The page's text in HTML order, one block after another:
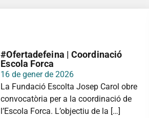
#Ofertadefeina | Coordinació
Escola Forca
16 de gener de 2026
La Fundació Escolta Josep Carol obre
convocatòria per a la coordinació de
l’Escola Forca. L’objectiu de la […]